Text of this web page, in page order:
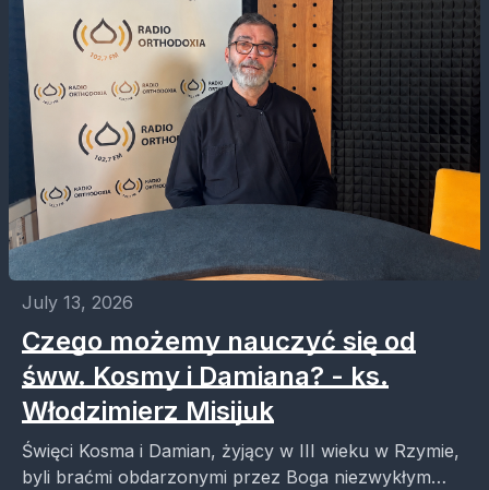
July 13, 2026
Czego możemy nauczyć się od
śww. Kosmy i Damiana? - ks.
Włodzimierz Misijuk
Święci Kosma i Damian, żyjący w III wieku w Rzymie,
byli braćmi obdarzonymi przez Boga niezwykłym